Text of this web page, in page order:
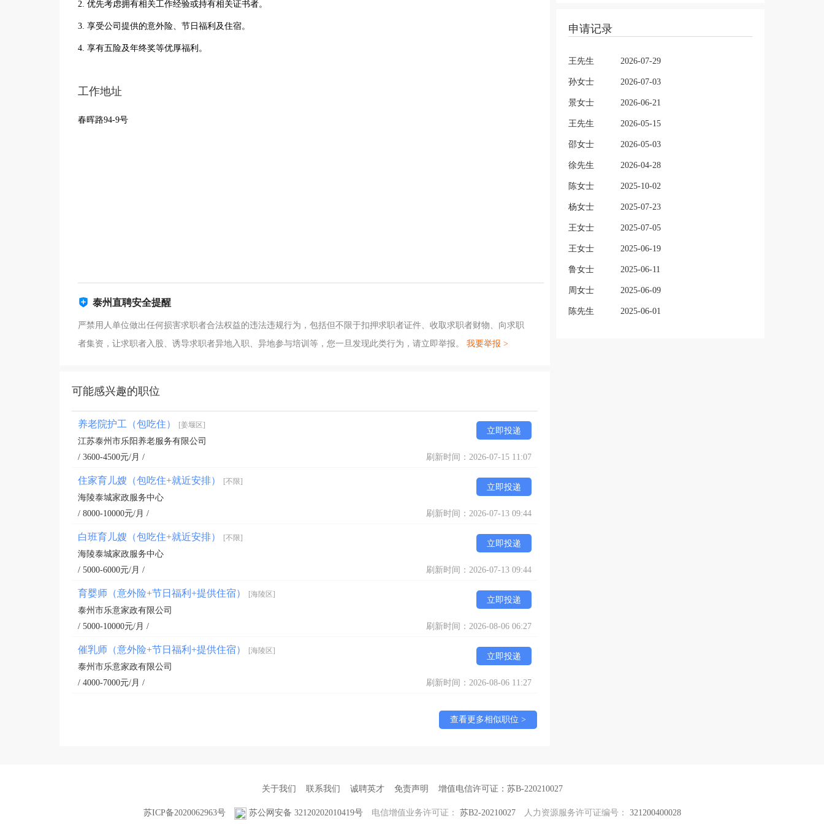
2. 优先考虑拥有相关工作经验或持有相关证书者。
3. 享受公司提供的意外险、节日福利及住宿。
4. 享有五险及年终奖等优厚福利。
工作地址
春晖路94-9号
泰州直聘安全提醒
严禁用人单位做出任何损害求职者合法权益的违法违规行为，包括但不限于扣押求职者证件、收取求职者财物、向求职
者集资，让求职者入股、诱导求职者异地入职、异地参与培训等，您一旦发现此类行为，请立即举报。 我要举报 >
可能感兴趣的职位
养老院护工（包吃住） [姜堰区]
立即投递
江苏泰州市乐阳养老服务有限公司
/ 3600-4500元/月 /
刷新时间：2026-07-15 11:07
住家育儿嫂（包吃住+就近安排） [不限]
立即投递
海陵泰城家政服务中心
/ 8000-10000元/月 /
刷新时间：2026-07-13 09:44
白班育儿嫂（包吃住+就近安排） [不限]
立即投递
海陵泰城家政服务中心
/ 5000-6000元/月 /
刷新时间：2026-07-13 09:44
育婴师（意外险+节日福利+提供住宿） [海陵区]
立即投递
泰州市乐意家政有限公司
/ 5000-10000元/月 /
刷新时间：2026-08-06 06:27
催乳师（意外险+节日福利+提供住宿） [海陵区]
立即投递
泰州市乐意家政有限公司
/ 4000-7000元/月 /
刷新时间：2026-08-06 11:27
查看更多相似职位 >
申请记录
王先生 2026-07-29
孙女士 2026-07-03
景女士 2026-06-21
王先生 2026-05-15
邵女士 2026-05-03
徐先生 2026-04-28
陈女士 2025-10-02
杨女士 2025-07-23
王女士 2025-07-05
王女士 2025-06-19
鲁女士 2025-06-11
周女士 2025-06-09
陈先生 2025-06-01
关于我们 联系我们 诚聘英才 免责声明 增值电信许可证：苏B-220210027
苏ICP备2020062963号 苏公网安备 32120202010419号 电信增值业务许可证： 苏B2-20210027 人力资源服务许可证编号： 321200400028